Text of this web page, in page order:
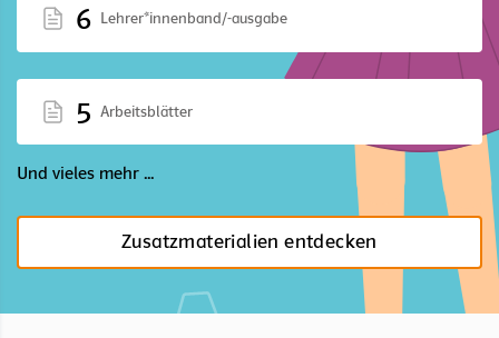
6 Lehrer*innenband/-ausgabe
5 Arbeitsblätter
Und vieles mehr ...
Zusatzmaterialien entdecken